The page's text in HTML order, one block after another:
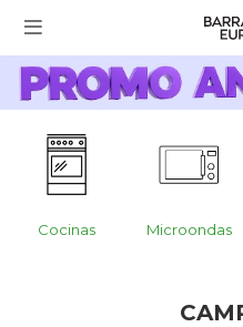

Cocinas Microondas
Catálogo Escríbenos
Cocina